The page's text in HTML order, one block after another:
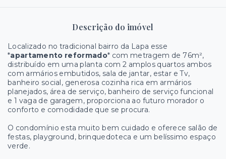
Descrição do imóvel
Localizado no tradicional bairro da Lapa esse
*apartamento reformado* com metragem de 76m²,
distribuído em uma planta com 2 amplos quartos ambos
com armários embutidos, sala de jantar, estar e Tv,
banheiro social, generosa cozinha rica em armários
planejados, área de serviço, banheiro de serviço funcional
e 1 vaga de garagem, proporciona ao futuro morador o
conforto e comodidade que se procura.
O condomínio esta muito bem cuidado e oferece salão de
festas, playground, brinquedoteca e um belíssimo espaço
verde.